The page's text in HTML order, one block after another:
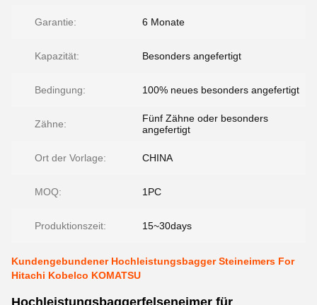
Garantie: 6 Monate
Kapazität: Besonders angefertigt
Bedingung: 100% neues besonders angefertigt
Zähne:
Fünf Zähne oder besonders
angefertigt
Ort der Vorlage: CHINA
MOQ: 1PC
Produktionszeit: 15~30days
Kundengebundener Hochleistungsbagger Steineimers For
Hitachi Kobelco KOMATSU
Hochleistungsbaggerfelseneimer für